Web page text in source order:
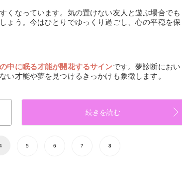
くなっています。気の置けない友人と遊ぶ場合でも
ょう。今はひとりでゆっくり過ごし、心の平穏を保
中に眠る才能が開花するサインです。夢診断におい
才能や夢を見つけるきっかけも象徴します。
続きを読む
5 6 7 8